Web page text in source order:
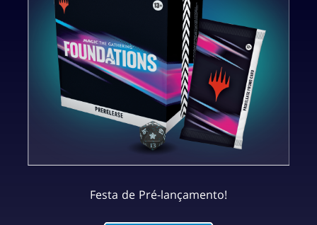
Festa de Pré-lançamento!